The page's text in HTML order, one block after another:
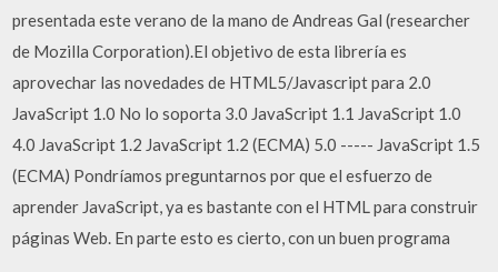
presentada este verano de la mano de Andreas Gal (researcher
de Mozilla Corporation).El objetivo de esta librería es
aprovechar las novedades de HTML5/Javascript para 2.0
JavaScript 1.0 No lo soporta 3.0 JavaScript 1.1 JavaScript 1.0
4.0 JavaScript 1.2 JavaScript 1.2 (ECMA) 5.0 ----- JavaScript 1.5
(ECMA) Pondríamos preguntarnos por que el esfuerzo de
aprender JavaScript, ya es bastante con el HTML para construir
páginas Web. En parte esto es cierto, con un buen programa